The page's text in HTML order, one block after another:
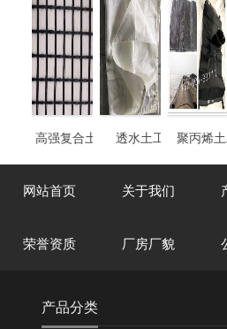
高强复合土工格栅透水土工布袋聚丙烯
网站首页 关于我们
荣誉资质 厂房厂貌
产品分类